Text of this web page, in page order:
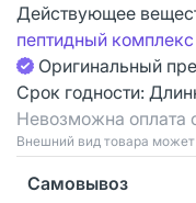
Действующее
пептидный комплекс
Оригинальный
Срок годности:
Невозможна оплата
Bнешний вид товара
Самовывоз